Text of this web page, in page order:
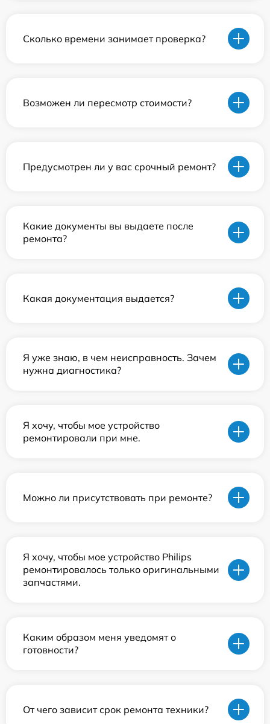
Сколько времени занимает проверка?
Возможен ли пересмотр стоимости?
Предусмотрен ли у вас срочный ремонт?
Какие документы вы выдаете после
ремонта?
Какая документация выдается?
Я уже знаю, в чем неисправность. Зачем
нужна диагностика?
Я хочу, чтобы мое устройство
ремонтировали при мне.
Можно ли присутствовать при ремонте?
Я хочу, чтобы мое устройство Philips
ремонтировалось только оригинальными
запчастями.
Каким образом меня уведомят о
готовности?
От чего зависит срок ремонта техники?